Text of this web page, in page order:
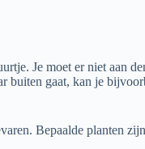
Je moet er niet aan
gaat, kan je
Bepaalde planten